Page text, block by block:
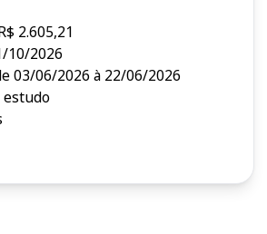
2.605,21
10/2026
03/06/2026 à 22/06/2026
estudo